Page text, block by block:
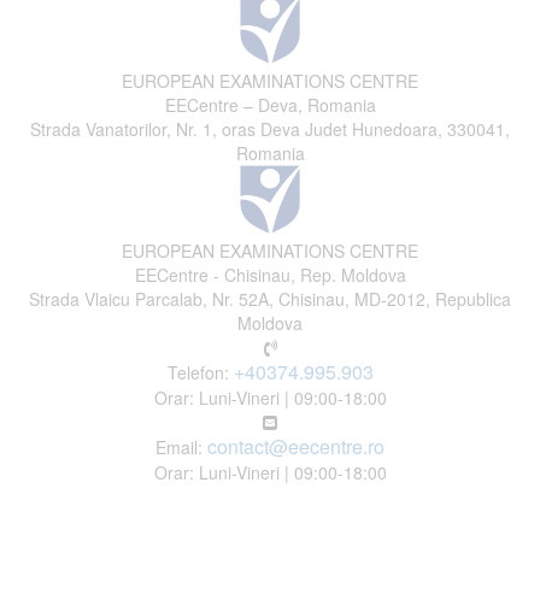
EUROPEAN EXAMINATIONS CENTRE
EECentre – Deva, Romania
Strada Vanatorilor, Nr. 1, oras Deva Judet Hunedoara, 330041,
Romania
EUROPEAN EXAMINATIONS CENTRE
EECentre - Chisinau, Rep. Moldova
Strada Vlaicu Parcalab, Nr. 52A, Chisinau, MD-2012, Republica
Moldova
Telefon: +40374.995.903
Orar: Luni-Vineri | 09:00-18:00
Email: contact@eecentre.ro
Orar: Luni-Vineri | 09:00-18:00